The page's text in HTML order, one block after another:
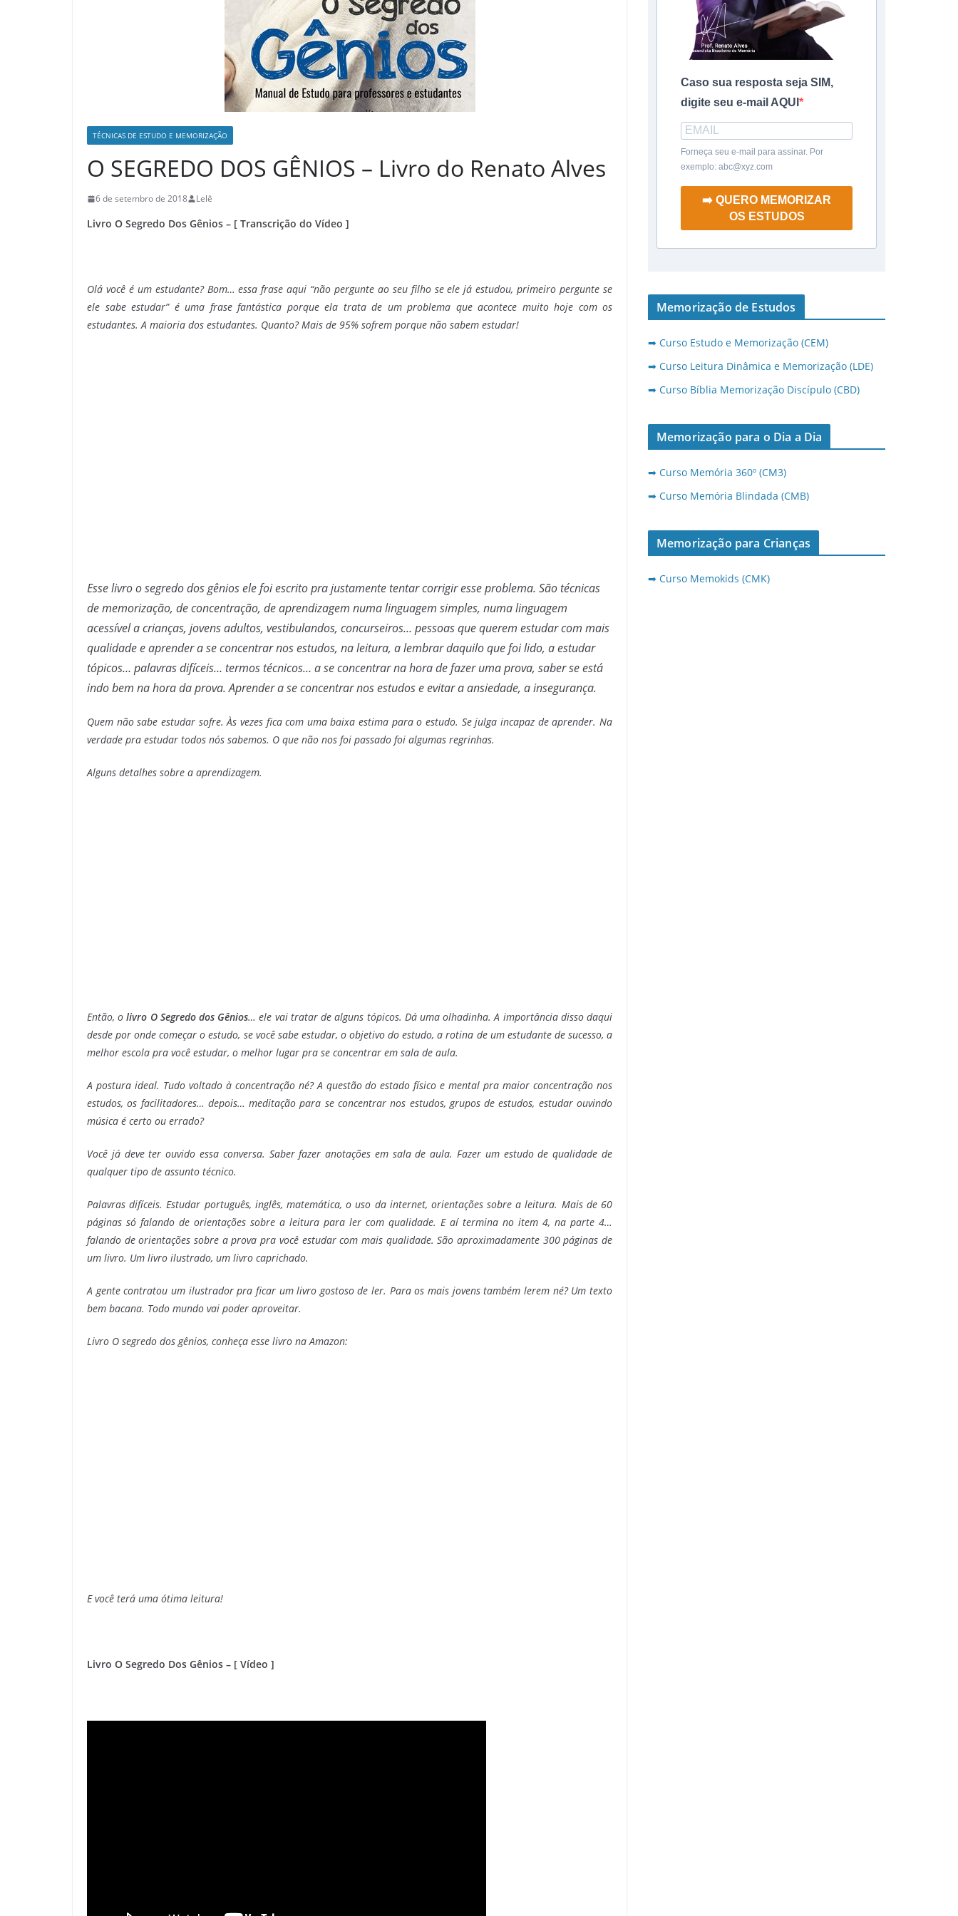
TÉCNICAS DE ESTUDO E MEMORIZAÇÃO
O SEGREDO DOS GÊNIOS – Livro do Renato Alves
6 de setembro de 2018 Lelê
Livro O Segredo Dos Gênios – [ Transcrição do Vídeo ]
Olá você é um estudante? Bom… essa frase aqui “não pergunte ao seu filho se ele já estudou, primeiro pergunte se
ele sabe estudar” é uma frase fantástica porque ela trata de um problema que acontece muito hoje com os
estudantes. A maioria dos estudantes. Quanto? Mais de 95% sofrem porque não sabem estudar!
Esse livro o segredo dos gênios ele foi escrito pra justamente tentar corrigir esse problema. São técnicas
de memorização, de concentração, de aprendizagem numa linguagem simples, numa linguagem
acessível a crianças, jovens adultos, vestibulandos, concurseiros… pessoas que querem estudar com mais
qualidade e aprender a se concentrar nos estudos, na leitura, a lembrar daquilo que foi lido, a estudar
tópicos… palavras difíceis… termos técnicos… a se concentrar na hora de fazer uma prova, saber se está
indo bem na hora da prova. Aprender a se concentrar nos estudos e evitar a ansiedade, a insegurança.
Quem não sabe estudar sofre. Às vezes fica com uma baixa estima para o estudo. Se julga incapaz de aprender. Na
verdade pra estudar todos nós sabemos. O que não nos foi passado foi algumas regrinhas.
Alguns detalhes sobre a aprendizagem.
Então, olivro O Segredo dos Gênios… ele vai tratar de alguns tópicos. Dá uma olhadinha. A importância disso daqui
desde por onde começar o estudo, se você sabe estudar, o objetivo do estudo, a rotina de um estudante de sucesso, a
melhor escola pra você estudar, o melhor lugar pra se concentrar em sala de aula.
A postura ideal. Tudo voltado à concentração né? A questão do estado físico e mental pra maior concentração nos
estudos, os facilitadores… depois… meditação para se concentrar nos estudos, grupos de estudos, estudar ouvindo
música é certo ou errado?
Você já deve ter ouvido essa conversa. Saber fazer anotações em sala de aula. Fazer um estudo de qualidade de
qualquer tipo de assunto técnico.
Palavras difíceis. Estudar português, inglês, matemática, o uso da internet, orientações sobre a leitura. Mais de 60
páginas só falando de orientações sobre a leitura para ler com qualidade. E aí termina no item 4, na parte 4…
falando de orientações sobre a prova pra você estudar com mais qualidade. São aproximadamente 300 páginas de
um livro. Um livro ilustrado, um livro caprichado.
A gente contratou um ilustrador pra ficar um livro gostoso de ler. Para os mais jovens também lerem né? Um texto
bem bacana. Todo mundo vai poder aproveitar.
Livro O segredo dos gênios, conheça esse livro na Amazon:
E você terá uma ótima leitura!
Livro O Segredo Dos Gênios – [ Vídeo ]
Caso sua resposta seja SIM,
digite seu e-mail AQUI
Forneça seu e-mail para assinar. Por
exemplo: abc@xyz.com
➡️ QUERO MEMORIZAR
OS ESTUDOS
Memorização de Estudos
➡ Curso Estudo e Memorização (CEM)
➡ Curso Leitura Dinâmica e Memorização (LDE)
➡ Curso Bíblia Memorização Discípulo (CBD)
Memorização para o Dia a Dia
➡ Curso Memória 360º (CM3)
➡ Curso Memória Blindada (CMB)
Memorização para Crianças
➡ Curso Memokids (CMK)